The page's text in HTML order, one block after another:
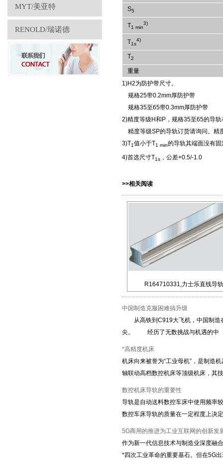
MYT/美亚特
RENOLD/瑞诺德
S5
T1 min
3)
T1s
4)
T2
重量
1)H2为防护带尺寸。
规格25带0.2mm厚防护带
规格35至65带0.3mm厚防护带
2)精度等级H和P，规格35至65的导
精度等级SP的导轨订货请询问。精
3)T1值小于T1 min的导轨其端面没有
4)首选尺寸T1s ，公差+0.5/-1.0
>>相关阅读
R164710331,力士乐直线导轨
中国制造克服困难搞升级
从高铁到C919大飞机，中国制造在
尖。 经历了无数挑战与机遇的中
*高精度机床
机床向来被誉为“工业母机”，是制造
轴联动高档数控机床等顶级机床，其
数控机床导轨的重要性
导轨是自动送料数控车床中使用频率
数控车床导轨的质量在一定程度上决
5G商用的推进为工业互联网的创新发
作为新一代信息技术与制造业深度融
*四次工业革命的重要基石。但在5G